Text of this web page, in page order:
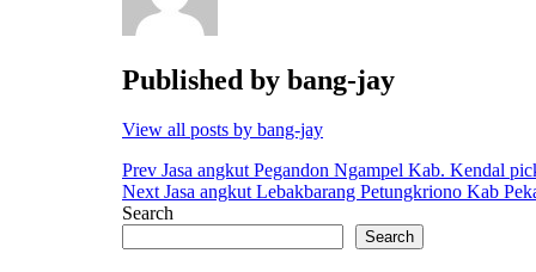
Published by bang-jay
View all posts by bang-jay
Post
navigation
Prev Jasa angkut Pegandon Ngampel Kab. Kendal
Next Jasa angkut Lebakbarang Petungkriono Kab
Search
Search